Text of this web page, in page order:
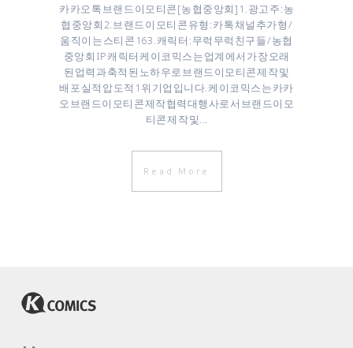
카카오톡 브랜드 이모티콘 [ 농협중앙회 ] 1. 광고주 : 농
협중앙회 2. 브랜드 이모티콘 유형 : 카톡 채널추가형 /
움직이는 스티콘 16 3. 캐릭터 : 무럭무럭친구들 / 농협
중앙회 IP 캐릭터 케이코믹스는 업계에서 가장 오래
된 업력과 축적된 노하우로 브랜드이모티콘 제작 및
배포 실적 압도적 1위 기업입니다. 케이코믹스는 카카
오 브랜드이모티콘 제작협력대행사로서 브랜드이모
티콘 제작 및...
Read More